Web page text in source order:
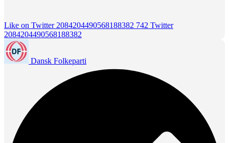
Like on Twitter 2084204490568188382 742 Twitter
2084204490568188382
Dansk Folkeparti